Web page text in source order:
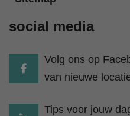
social media
Volg ons op
van nieuwe
Tips voor jouw